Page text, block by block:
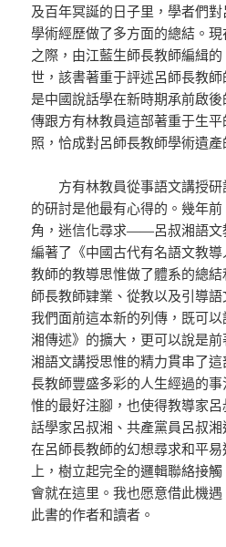
及百年冥誕的日子里，學者們
學術經歷做了多方面的總結。
之際，由江藍生師長教師編緝
世，該書著重于評述呂師長教師
是中國說話學在新時期承前啟
傳跟方有林教員這部著重于生
照，恰成對呂師長教師學術遺產
方有林教員從事語文講授
的研討是他最有心得的。幾年
角，迷信化尋求——呂叔湘語文
編著了《中國古代有名語文教
教師的教導思惟做了體系的總
師長教師肄業、從教以及引導
我們面前這本新的列傳，既可
湘傳述》的擴大，更可以說是
湘語文講授思惟的精力貫串了
長教師豐盛多彩的人生經過的
惟的最好注腳，也使得教導家
話學家呂叔湘、共產黨員呂叔湘
在呂師長教師的幻想尋求和平
上，樹立起完全的邏輯聯絡接
會就在這里。我也愿意借此機
此書的作者和讀者。